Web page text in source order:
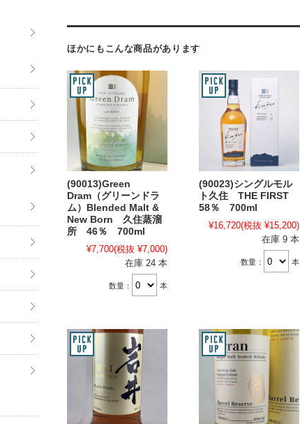
ほかにもこんな商品があります
(90013)Green
Dram（グリーンドラ
ム）Blended Malt &
New Born 久住蒸溜
所 46％ 700ml
¥7,700(税抜 ¥7,000)
在庫 24 本
数量： 本
(90023)シングルモル
ト久住 THE FIRST
58％ 700ml
¥16,720(税抜 ¥15,200)
在庫 9 本
数量： 本